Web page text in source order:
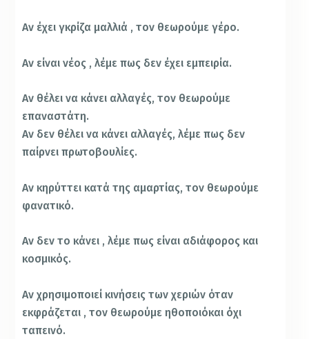
Αν έχει γκρίζα μαλλιά , τον θεωρούμε γέρο.
Αν είναι νέος , λέμε πως δεν έχει εμπειρία.
Αν θέλει να κάνει αλλαγές, τον θεωρούμε
επαναστάτη.
Αν δεν θέλει να κάνει αλλαγές, λέμε πως δεν
παίρνει πρωτοβουλίες.
Αν κηρύττει κατά της αμαρτίας, τον θεωρούμε
φανατικό.
Αν δεν το κάνει , λέμε πως είναι αδιάφορος και
κοσμικός.
Αν χρησιμοποιεί κινήσεις των χεριών όταν
εκφράζεται , τον θεωρούμε ηθοποιόκαι όχι
ταπεινό.